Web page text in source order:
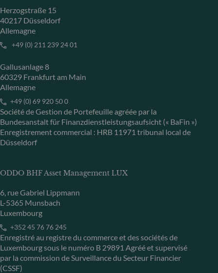
Herzogstraße 15
40217 Düsseldorf
Allemagne
+49 (0) 211 239 24 01
Gallusanlage 8
60329 Frankfurt am Main
Allemagne
+49 (0) 69 920 50 0
Société de Gestion de Portefeuille agréée par la
Bundesanstalt für Finanzdienstleistungsaufsicht (« BaFin »)
Enregistrement commercial : HRB 11971 tribunal local de
Düsseldorf
ODDO BHF Asset Management LUX
6, rue Gabriel Lippmann
L-5365 Munsbach
Luxembourg
+352 45 76 76 245
Enregistré au registre du commerce et des sociétés de
Luxembourg sous le numéro B 29891 Agréé et supervisé
par la commission de Surveillance du Secteur Financier
(CSSF)